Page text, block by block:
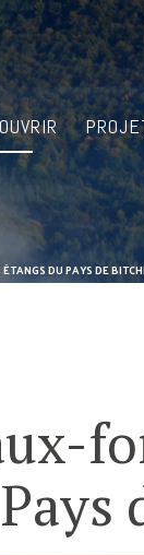
DU PAYS DE